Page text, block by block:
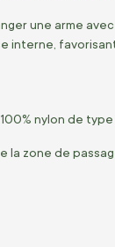
une arme
interne,
nylon de
la zone de